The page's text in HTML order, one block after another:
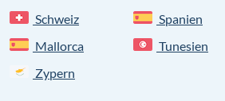
Schweiz
Spanien
Mallorca
Tunesien
Zypern